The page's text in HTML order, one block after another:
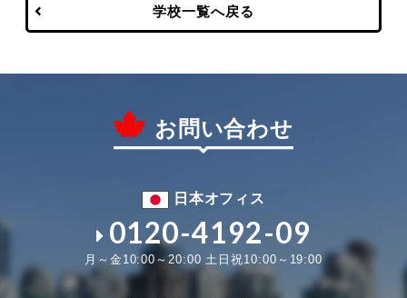
学校一覧へ戻る
お問い合わせ
日本オフィス
0120-4192-09
月～金10:00～20:00 土日祝10:00～19:00